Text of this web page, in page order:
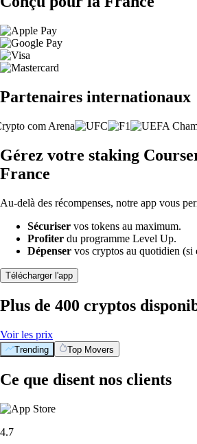
Partenaires internationaux
Gérez votre staking
France
Au-delà des récompenses, notre app vous
Sécuriser vos tokens au maximum.
Profiter du programme Level Up.
Dépenser vos cryptos au quotidien (si
Télécharger l'app
Plus de 400 cryptos
Voir les prix
Trending Top Movers
Ce que disent nos clients
4.7